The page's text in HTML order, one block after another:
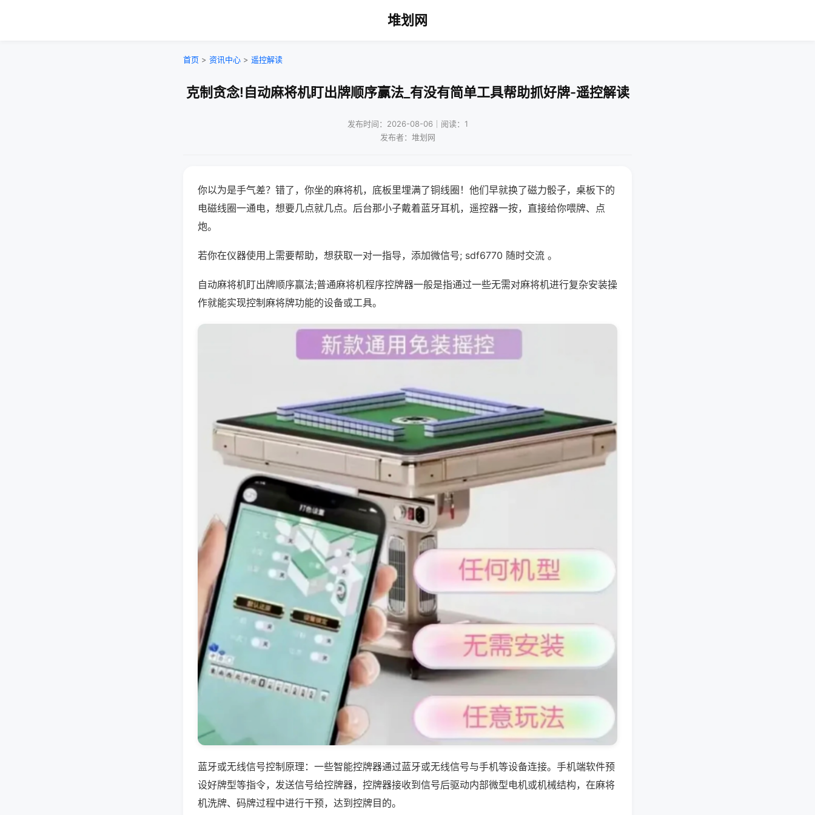
堆划网
首页 > 资讯中心 > 遥控解读
克制贪念!自动麻将机盯出牌顺序赢法_有没有简单工具帮助抓好牌-遥控解读
发布时间：2026-08-06｜阅读：1
发布者：堆划网
你以为是手气差？错了，你坐的麻将机，底板里埋满了铜线圈！他们早就换了磁力骰子，桌板下的
电磁线圈一通电，想要几点就几点。后台那小子戴着蓝牙耳机，遥控器一按，直接给你喂牌、点
炮。
若你在仪器使用上需要帮助，想获取一对一指导，添加微信号; sdf6770 随时交流 。
自动麻将机盯出牌顺序赢法;普通麻将机程序控牌器一般是指通过一些无需对麻将机进行复杂安装操
作就能实现控制麻将牌功能的设备或工具。
蓝牙或无线信号控制原理：一些智能控牌器通过蓝牙或无线信号与手机等设备连接。手机端软件预
设好牌型等指令，发送信号给控牌器，控牌器接收到信号后驱动内部微型电机或机械结构，在麻将
机洗牌、码牌过程中进行干预，达到控牌目的。